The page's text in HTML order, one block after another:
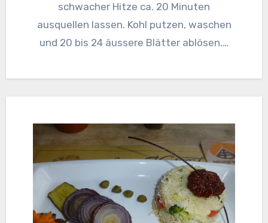
schwacher Hitze ca. 20 Minuten
ausquellen lassen. Kohl putzen, waschen
und 20 bis 24 äussere Blätter ablösen.…